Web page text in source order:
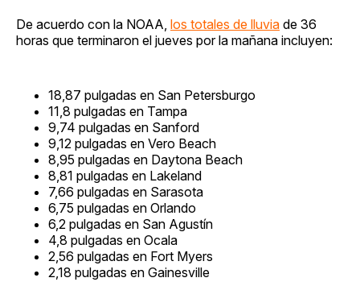
De acuerdo con la NOAA, los totales de lluvia de 36
horas que terminaron el jueves por la mañana incluyen:
18,87 pulgadas en San Petersburgo
11,8 pulgadas en Tampa
9,74 pulgadas en Sanford
9,12 pulgadas en Vero Beach
8,95 pulgadas en Daytona Beach
8,81 pulgadas en Lakeland
7,66 pulgadas en Sarasota
6,75 pulgadas en Orlando
6,2 pulgadas en San Agustín
4,8 pulgadas en Ocala
2,56 pulgadas en Fort Myers
2,18 pulgadas en Gainesville